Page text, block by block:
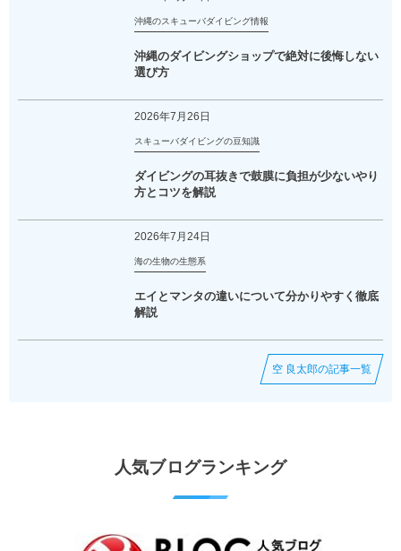
沖縄のスキューバダイビング情報
沖縄のダイビングショップで絶対に後悔しない
選び方
2026年7月26日
スキューバダイビングの豆知識
ダイビングの耳抜きで鼓膜に負担が少ないやり
方とコツを解説
2026年7月24日
海の生物の生態系
エイとマンタの違いについて分かりやすく徹底
解説
空 良太郎の記事一覧
人気ブログランキング